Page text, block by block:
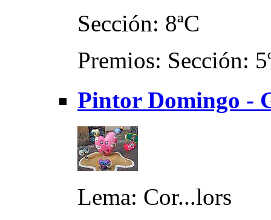
Sección: 8ªC
Premios: Sección:
Pintor Domingo -
Lema: Cor...lors